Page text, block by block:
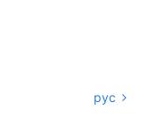
рус